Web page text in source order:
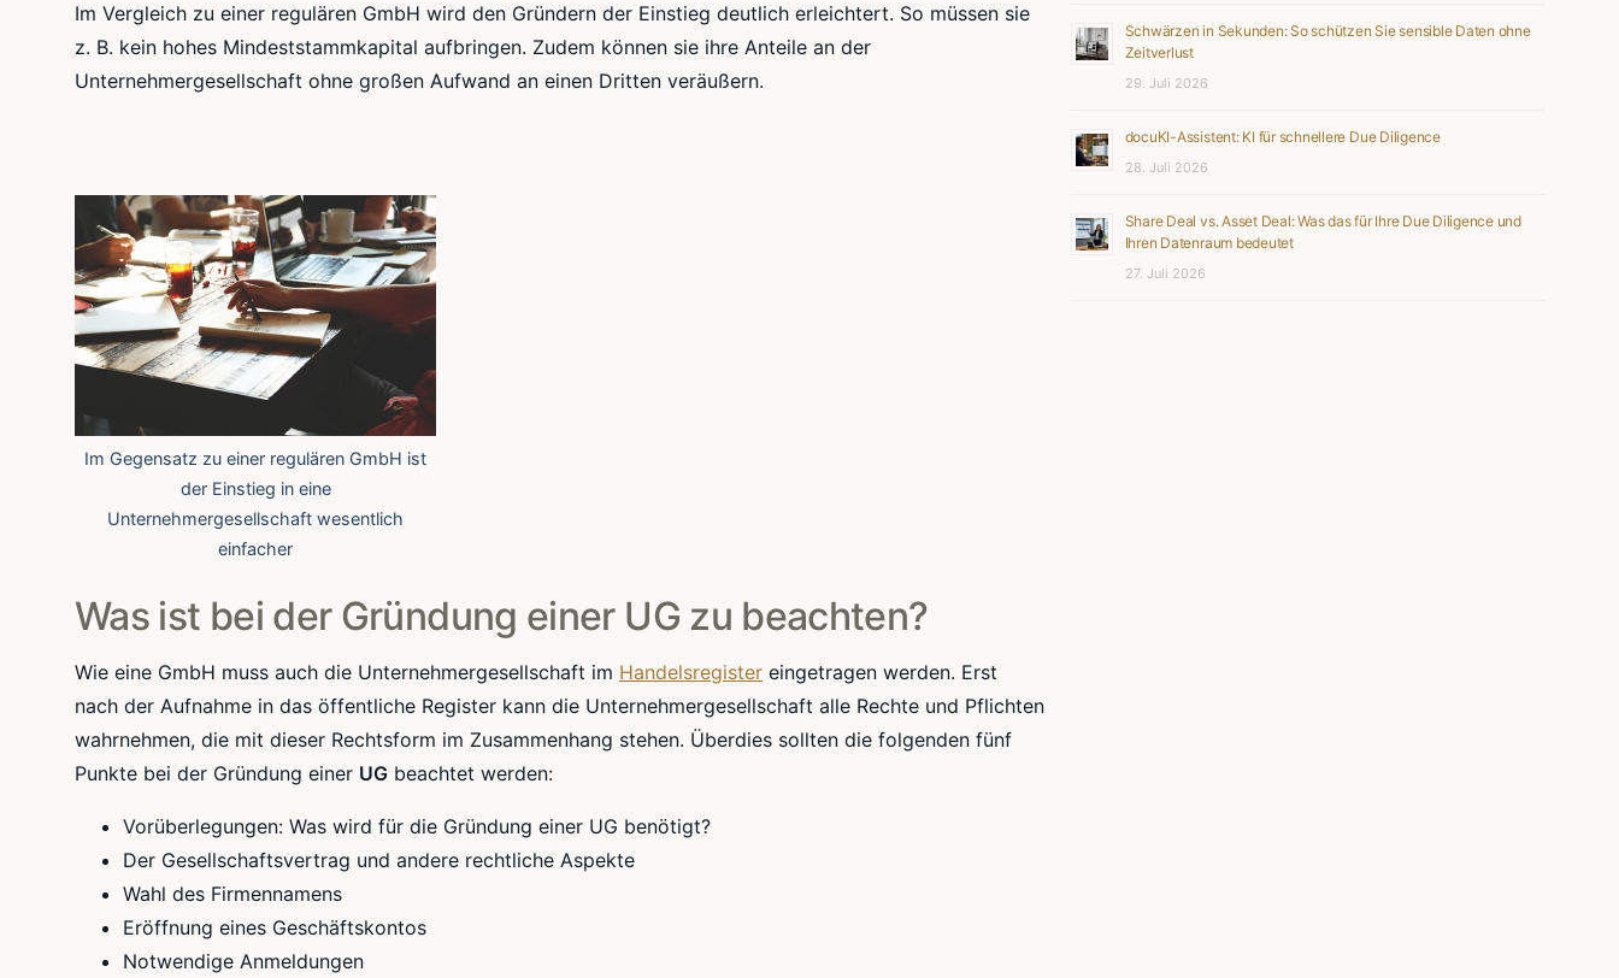
Im Vergleich zu einer regulären GmbH wird den Gründern der Einstieg deutlich erleichtert. So müssen sie
z. B. kein hohes Mindeststammkapital aufbringen. Zudem können sie ihre Anteile an der
Unternehmergesellschaft ohne großen Aufwand an einen Dritten veräußern.
Im Gegensatz zu einer regulären GmbH ist
der Einstieg in eine
Unternehmergesellschaft wesentlich
einfacher
Was ist bei der Gründung einer UG zu beachten?
Wie eine GmbH muss auch die Unternehmergesellschaft im Handelsregister eingetragen werden. Erst
nach der Aufnahme in das öffentliche Register kann die Unternehmergesellschaft alle Rechte und Pflichten
wahrnehmen, die mit dieser Rechtsform im Zusammenhang stehen. Überdies sollten die folgenden fünf
Punkte bei der Gründung einer UG beachtet werden:
Vorüberlegungen: Was wird für die Gründung einer UG benötigt?
Der Gesellschaftsvertrag und andere rechtliche Aspekte
Wahl des Firmennamens
Eröffnung eines Geschäftskontos
Notwendige Anmeldungen
Schwärzen in Sekunden: So schützen Sie sensible Daten ohne
Zeitverlust
29. Juli 2026
docuKI-Assistent: KI für schnellere Due Diligence
28. Juli 2026
Share Deal vs. Asset Deal: Was das für Ihre Due Diligence und
Ihren Datenraum bedeutet
27. Juli 2026